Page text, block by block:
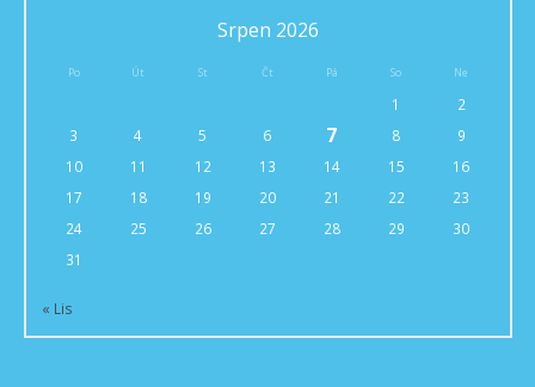
Srpen 2026
Po Út St Čt Pá So Ne
1
2
3
4 5 6 7 8
9
10
11 12 13 14 15
16
17
18 19 20 21 22
23
24
25 26 27 28 29
30
31
« Lis